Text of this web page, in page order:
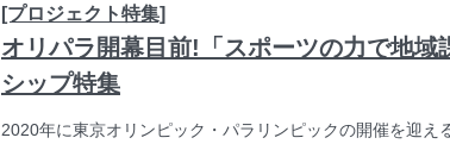
[プロジェクト特集]
オリパラ開幕目前!「スポーツの力で地域
シップ特集
2020年に東京オリンピック・パラリンピックの開催を迎え